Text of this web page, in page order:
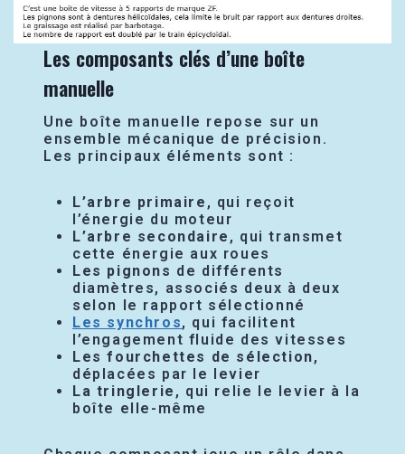
Les composants clés d’une boîte
manuelle
Une boîte manuelle repose sur un
ensemble mécanique de précision.
Les principaux éléments sont :
L’arbre primaire , qui reçoit
l’énergie du moteur
L’arbre secondaire , qui transmet
cette énergie aux roues
Les pignons de différents
diamètres, associés deux à deux
selon le rapport sélectionné
Les synchros, qui facilitent
l’engagement fluide des vitesses
Les fourchettes de sélection,
déplacées par le levier
La tringlerie , qui relie le levier à la
boîte elle-même